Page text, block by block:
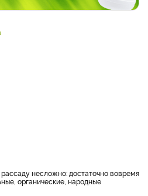
органические, народные